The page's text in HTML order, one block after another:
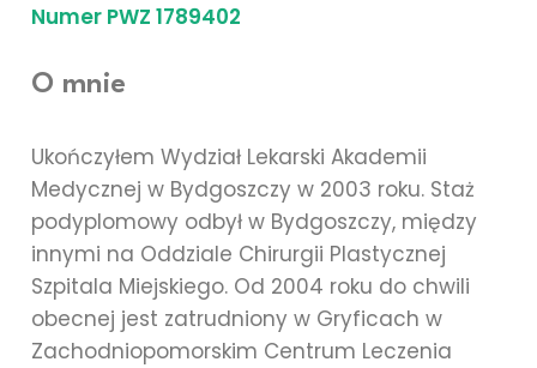
Numer PWZ 1789402
O mnie
Ukończyłem Wydział Lekarski Akademii
Medycznej w Bydgoszczy w 2003 roku. Staż
podyplomowy odbył w Bydgoszczy, między
innymi na Oddziale Chirurgii Plastycznej
Szpitala Miejskiego. Od 2004 roku do chwili
obecnej jest zatrudniony w Gryficach w
Zachodniopomorskim Centrum Leczenia